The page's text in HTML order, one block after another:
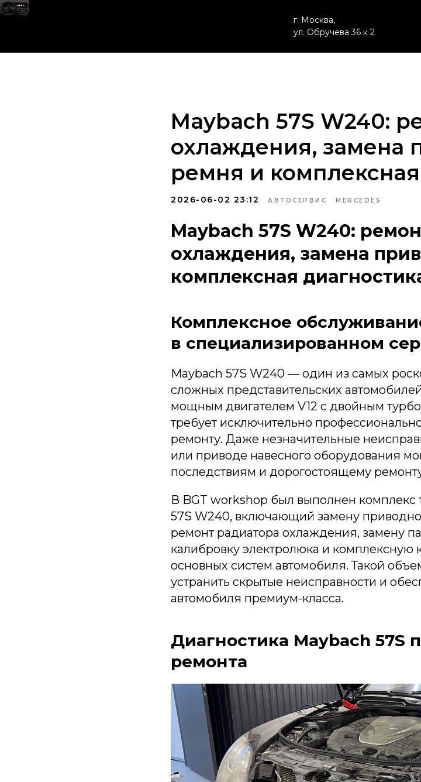
г. Москва,
ул. Обручева 36 к 2
Maybach 57S W240:
охлаждения, замена
ремня и
2026-06-02 23:12 АВТОСЕРВИС MERCEDES
Maybach 57S W240:
охлаждения, замена
комплексная
Комплексное
в специализированном
Maybach 57S W240 — один из самых
сложных представительских
мощным двигателем V12 с двойным
требует исключительно
ремонту. Даже незначительные
или приводе навесного оборудования
последствиям и дорогостоящему
В BGT workshop был выполнен комплекс
57S W240, включающий замену
ремонт радиатора охлаждения, замену
калибровку электролюка и комплексную
основных систем автомобиля. Такой
устранить скрытые неисправности и
автомобиля премиум-класса.
Диагностика Maybach 57S
ремонта